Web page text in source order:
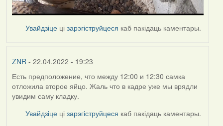
Увайдзіце цізарэгіструйцеся каб пакідаць каментары.
ZNR - 22.04.2022 - 19:23
Есть предположение, что между 12:00 и 12:30 самка
отложила второе яйцо. Жаль что в кадре уже мы врядли
увидим саму кладку.
Увайдзіце цізарэгіструйцеся каб пакідаць каментары.